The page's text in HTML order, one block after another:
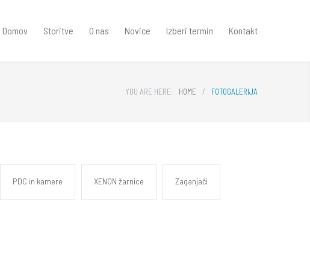
Domov Storitve O nas Novice Izberi termin Kontakt
YOU ARE HERE: HOME / FOTOGALERIJA
PDC in kamere XENON žarnice Zaganjači